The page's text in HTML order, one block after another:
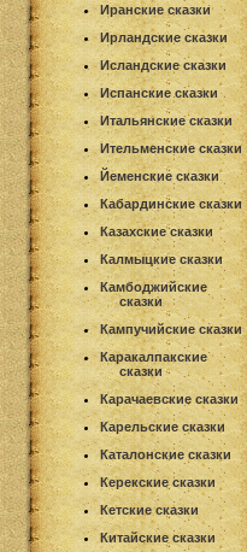
Иранские сказки
Ирландские сказки
Исландские сказки
Испанские сказки
Итальянские сказки
Ительменские сказки
Йеменские сказки
Кабардинские сказки
Казахские сказки
Калмыцкие сказки
Камбоджийские
сказки
Кампучийские сказки
Каракалпакские
сказки
Карачаевские сказки
Карельские сказки
Каталонские сказки
Керекские сказки
Кетские сказки
Китайские сказки